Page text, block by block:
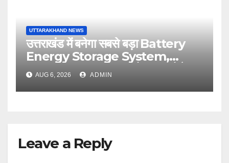
UTTARAKHAND NEWS
उत्तराखंड में बनेगा सबसे बड़ा Battery
Energy Storage System,
UJVNL लगाएगा 352 करोड़ का प्रोजेक्ट
AUG 6, 2026 ADMIN
Leave a Reply